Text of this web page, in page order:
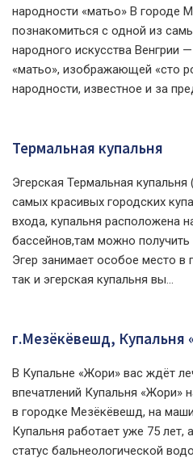
народности «матьо» В
познакомиться с одной из
народного искусства Венгрии
«матьо», изображающей «сто
народности, известное и за
Термальная купальня
Эгерская Термальная
самых красивых городских
входа, купальня расположена
бассейнов,там можно
Эгер занимает особое место в
так и эгерская купальня вы...
г.Мезёкёвешд, Купальня
В Купальне «Жори» вас ждёт
впечатлений Купальня «Жори»
в городке Мезёкёвешд, на
Купальня работает уже 75 лет,
статус бальнеологической